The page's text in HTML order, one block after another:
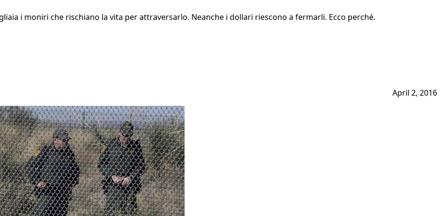
i moniri che rischiano la vita per attraversarlo. Neanche i dollari riescono a fermarli. Ecco perché.
April 2, 2016